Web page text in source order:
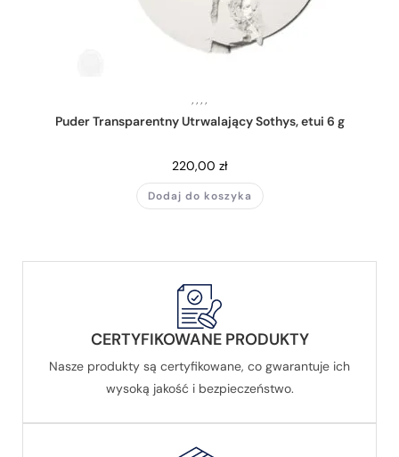
,,,,
Puder Transparentny Utrwalający Sothys, etui 6 g
220,00 zł
Dodaj do koszyka
CERTYFIKOWANE PRODUKTY
Nasze produkty są certyfikowane, co gwarantuje ich
wysoką jakość i bezpieczeństwo.